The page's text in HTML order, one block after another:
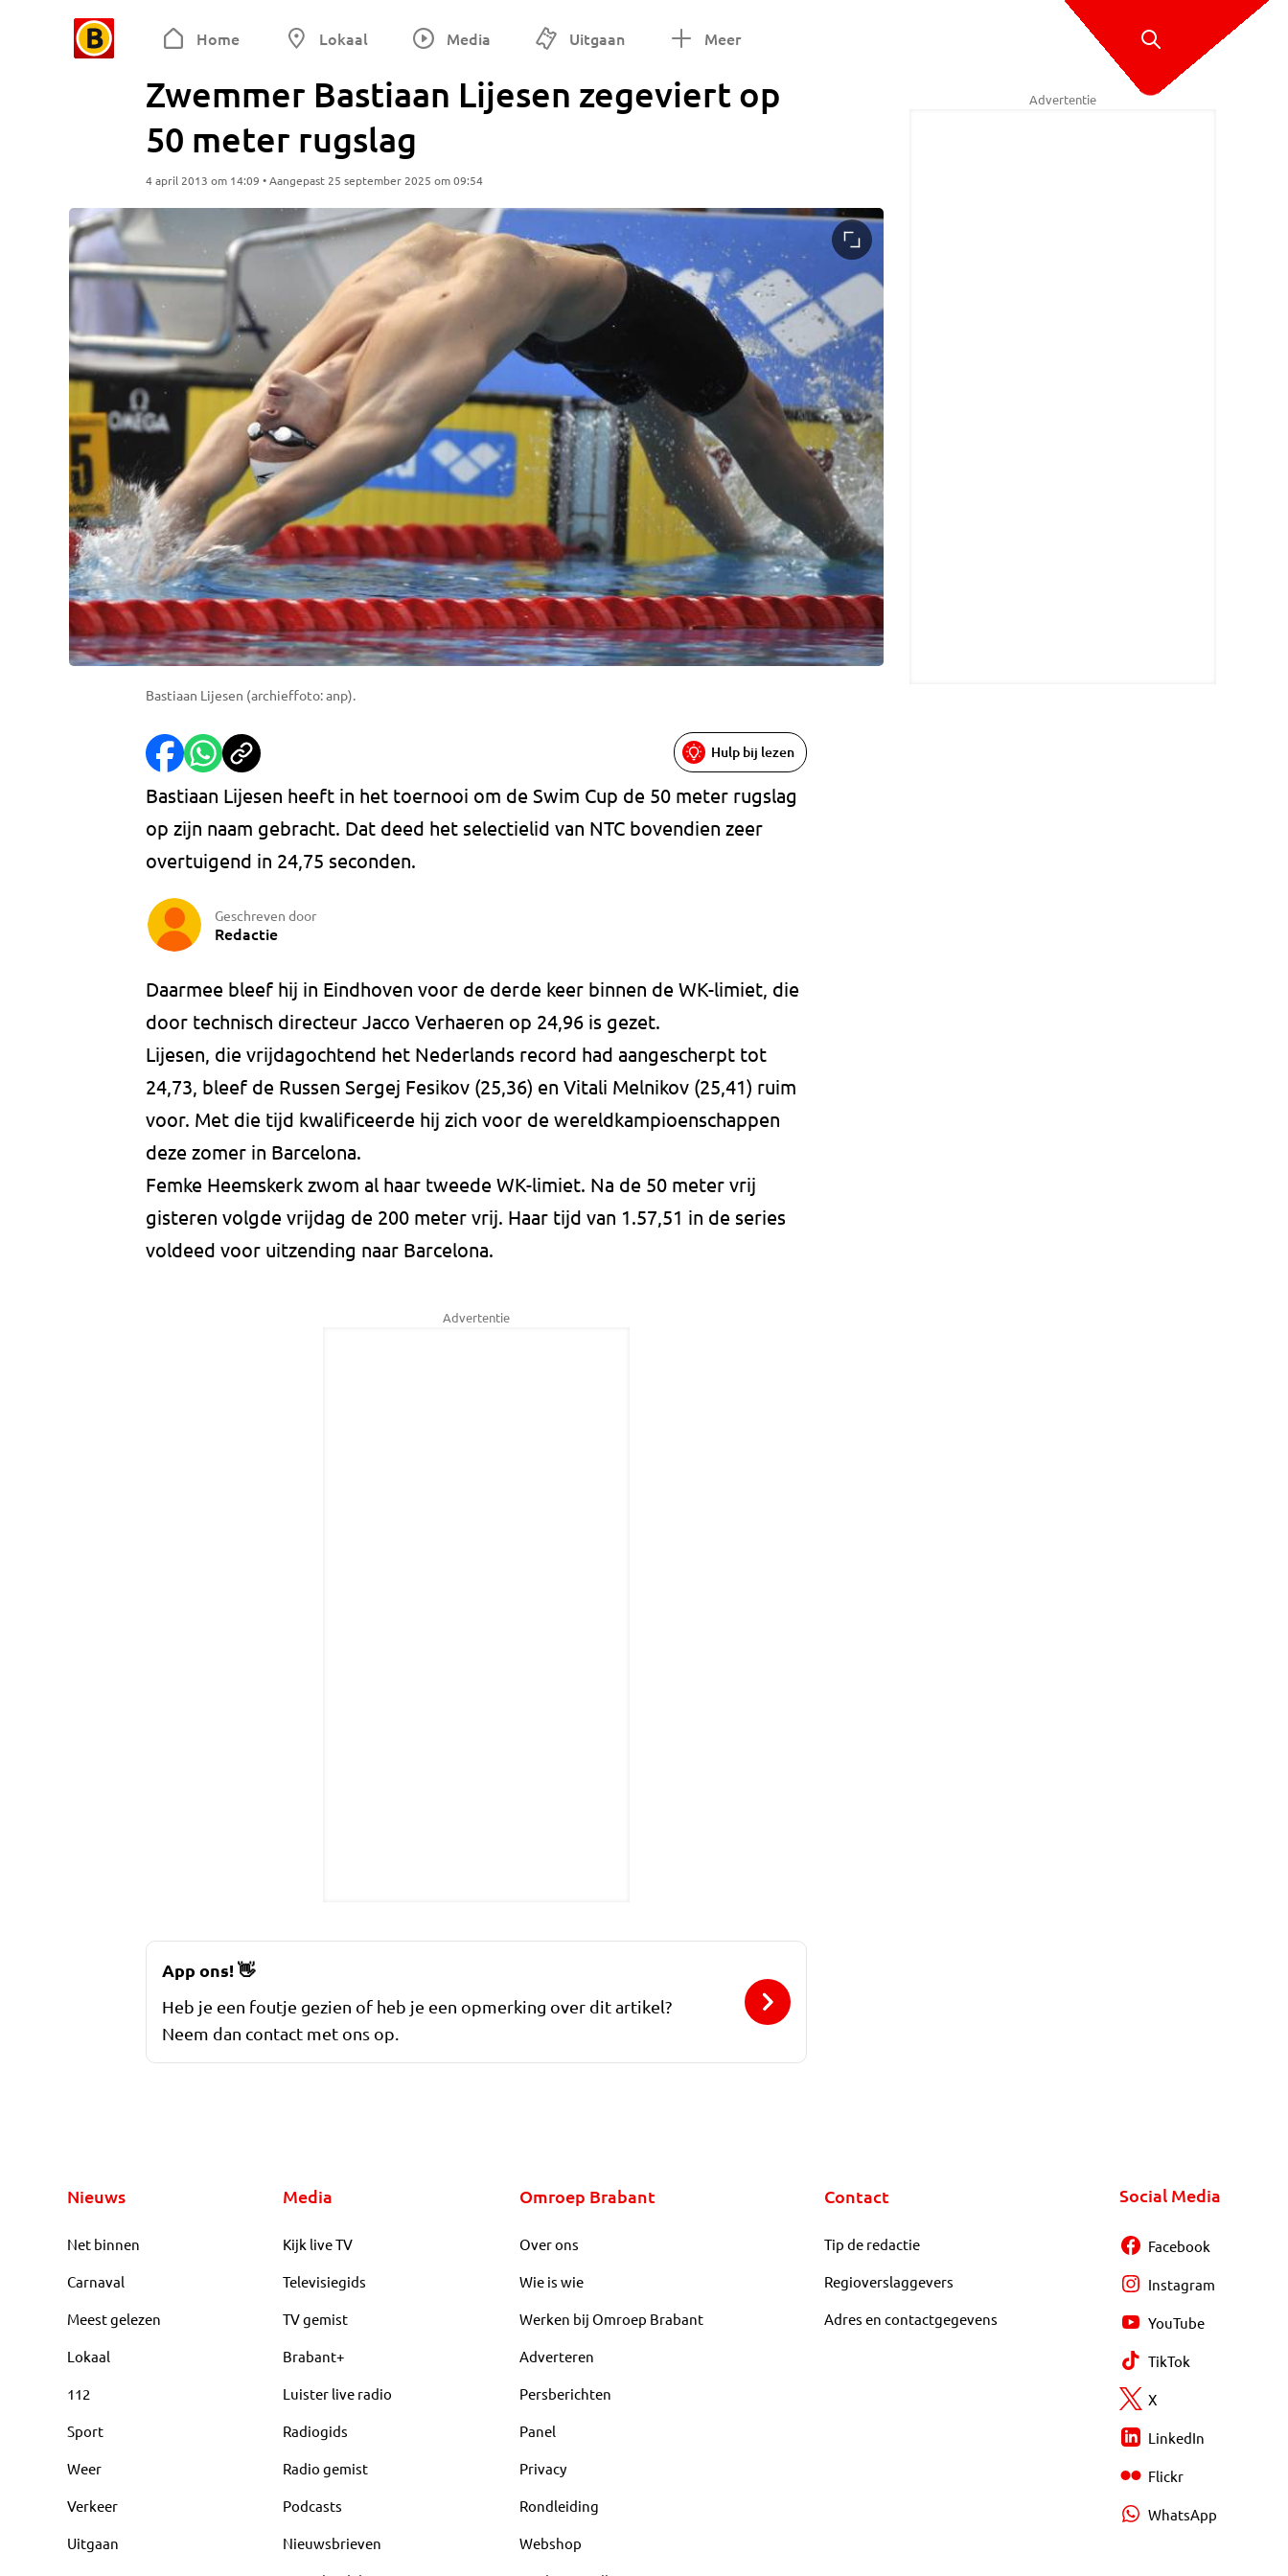
Home Lokaal Media Uitgaan Meer
Zwemmer Bastiaan Lijesen zegeviert op
50 meter rugslag
4 april 2013 om 14:09 • Aangepast 25 september 2025 om 09:54
Bastiaan Lijesen (archieffoto: anp).
Hulp bij lezen
Bastiaan Lijesen heeft in het toernooi om de Swim Cup de 50 meter rugslag
op zijn naam gebracht. Dat deed het selectielid van NTC bovendien zeer
overtuigend in 24,75 seconden.
Geschreven door
Redactie
Daarmee bleef hij in Eindhoven voor de derde keer binnen de WK-limiet, die
door technisch directeur Jacco Verhaeren op 24,96 is gezet.
Lijesen, die vrijdagochtend het Nederlands record had aangescherpt tot
24,73, bleef de Russen Sergej Fesikov (25,36) en Vitali Melnikov (25,41) ruim
voor. Met die tijd kwalificeerde hij zich voor de wereldkampioenschappen
deze zomer in Barcelona.
Femke Heemskerk zwom al haar tweede WK-limiet. Na de 50 meter vrij
gisteren volgde vrijdag de 200 meter vrij. Haar tijd van 1.57,51 in de series
voldeed voor uitzending naar Barcelona.
Advertentie
Advertentie
App ons!👋
Heb je een foutje gezien of heb je een opmerking over dit artikel?
Neem dan contact met ons op.
Nieuws
Net binnen
Carnaval
Meest gelezen
Lokaal
112
Sport
Weer
Verkeer
Uitgaan
Media
Kijk live TV
Televisiegids
TV gemist
Brabant+
Luister live radio
Radiogids
Radio gemist
Podcasts
Nieuwsbrieven
Omroep Brabant
Over ons
Wie is wie
Werken bij Omroep Brabant
Adverteren
Persberichten
Panel
Privacy
Rondleiding
Webshop
Contact
Tip de redactie
Regioverslaggevers
Adres en contactgegevens
Social Media
Facebook
Instagram
YouTube
TikTok
X
LinkedIn
Flickr
WhatsApp